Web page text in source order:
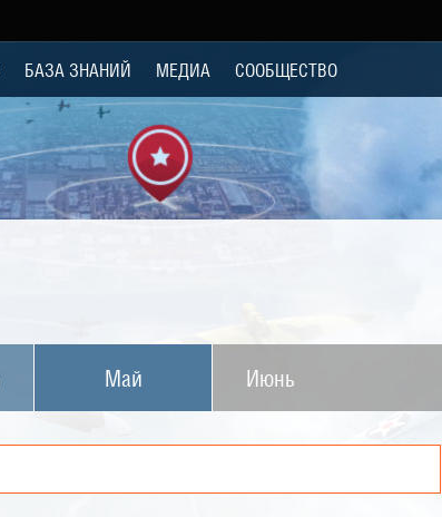
БАЗА ЗНАНИЙ МЕДИА СООБЩЕСТВО
Май Июнь